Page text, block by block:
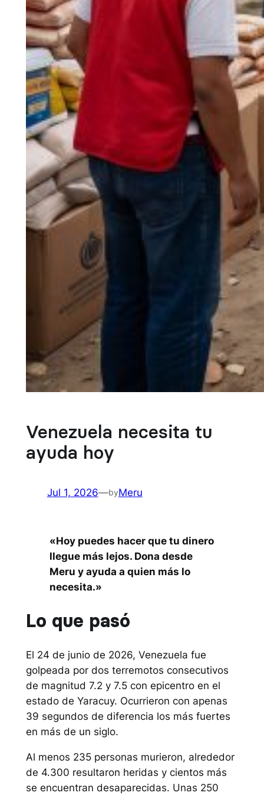
Venezuela necesita tu
ayuda hoy
Jul 1, 2026—byMeru
«Hoy puedes hacer que tu dinero
llegue más lejos. Dona desde
Meru y ayuda a quien más lo
necesita.»
Lo que pasó
El 24 de junio de 2026, Venezuela fue
golpeada por dos terremotos consecutivos
de magnitud 7.2 y 7.5 con epicentro en el
estado de Yaracuy. Ocurrieron con apenas
39 segundos de diferencia los más fuertes
en más de un siglo.
Al menos 235 personas murieron, alrededor
de 4.300 resultaron heridas y cientos más
se encuentran desaparecidas. Unas 250